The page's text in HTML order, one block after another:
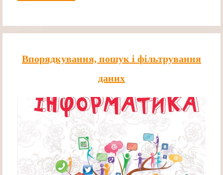
Впорядкування, пошук і фільтрування
даних